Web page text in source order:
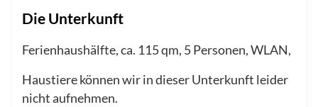
Die Unterkunft
Ferienhaushälfte, ca. 115 qm, 5 Personen, WLAN,
Haustiere können wir in dieser Unterkunft leider
nicht aufnehmen.